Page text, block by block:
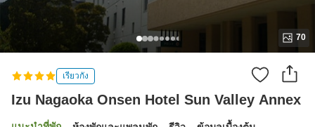
70
เรียวกัง
Izu Nagaoka Onsen Hotel Sun Valley Annex